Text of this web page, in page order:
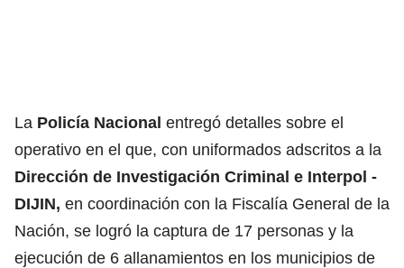
La Policía Nacional entregó detalles sobre el
operativo en el que, con uniformados adscritos a la
Dirección de Investigación Criminal e Interpol -
DIJIN, en coordinación con la Fiscalía General de la
Nación, se logró la captura de 17 personas y la
ejecución de 6 allanamientos en los municipios de